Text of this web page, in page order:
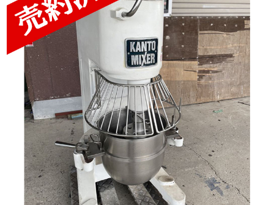
商品倉庫
Q&A
事業案内
ブログ
お問い合わせ